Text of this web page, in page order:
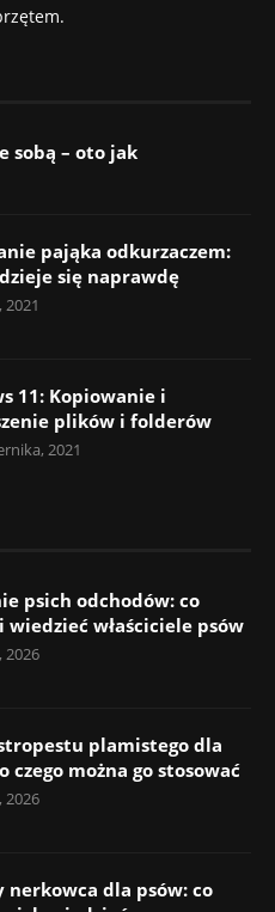
sobą – oto jak
pająka odkurzaczem:
się naprawdę
11: Kopiowanie i
plików i folderów
2021
psich odchodów: co
wiedzieć właściciele psów
2026
plamistego dla
czego można go stosować
2026
nerkowca dla psów: co